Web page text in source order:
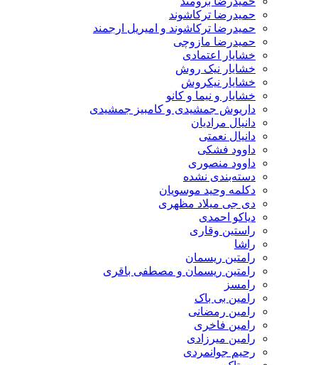
حمیدرضا ترکاشوند
حمیدرضا ترکاشوند و امیریل ارجمند
حمیدرضا مازوچی
خشایار اعتمادی
خشایار نیک روش
خشایار نیکروش
خشایار و نیما و کانو
داریوش جمشیدی و کامبیز جمشیدی
دانیال مرادیان
دانیال نعمتی
داوود فشکی
داوود منصوری
دسته‌بندی نشده
دکلمه وحید موسویان
دی جی میلاد مظهری
دیاکو احمدی
راستین وقاری
راشا
رامتین ریسمان
رامتین ریسمان و مصطفی باقری
رامسز
رامین بی باک
رامین رمضانی
رامین فاخری
رامین میرزادی
رحیم جوانمردی